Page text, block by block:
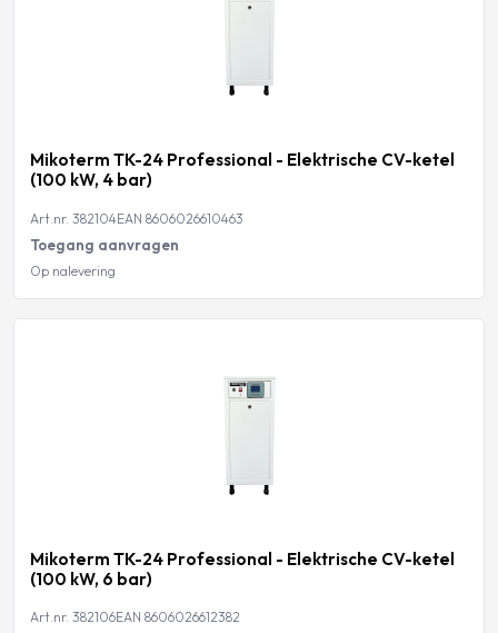
Mikoterm TK-24 Professional - Elektrische CV-ketel
(100 kW, 4 bar)
Art.nr. 382104EAN 8606026610463
Toegang aanvragen
Op nalevering
Mikoterm TK-24 Professional - Elektrische CV-ketel
(100 kW, 6 bar)
Art.nr. 382106EAN 8606026612382